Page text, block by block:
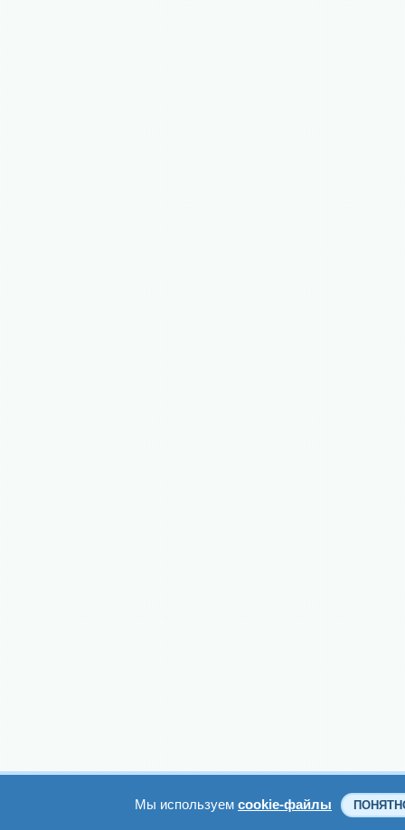
Мы используем cookie-файлы